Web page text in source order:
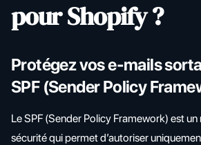
pour Shopify ?
Protégez vos e-mails
SPF (Sender Policy
Le SPF (Sender Policy Framework) est
sécurité qui permet d’autoriser